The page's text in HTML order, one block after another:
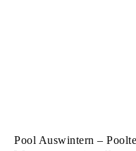
Pool Auswintern –